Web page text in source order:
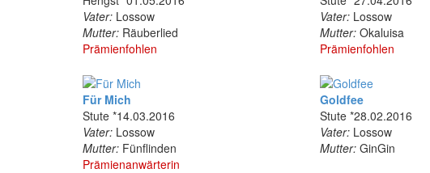
Vater: Lossow
Mutter: Räuberlied
Prämienfohlen
Vater:Lossow
Mutter:Okaluisa
Prämienfohlen
Für Mich
Stute *14.03.2016
Vater: Lossow
Mutter: Fünflinden
Prämienanwärterin
Goldfee
Stute *28.02.2016
Vater:Lossow
Mutter:GinGin